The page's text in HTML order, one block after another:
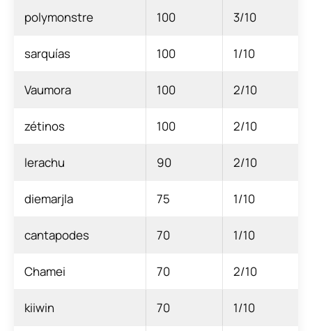
polymonstre 100 3/10
sarquías 100 1/10
Vaumora 100 2/10
zétinos 100 2/10
lerachu 90 2/10
diemarjla 75 1/10
cantapodes 70 1/10
Chamei 70 2/10
kiiwin 70 1/10